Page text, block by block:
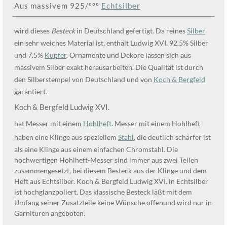
Aus massivem 925/ººº Echtsilber
wird dieses Besteckin Deutschland gefertigt. Da reinesSilber
ein sehr weiches Material ist, enthält Ludwig XVI. 92.5% Silber
und 7.5% Kupfer. Ornamente und Dekore lassen sich aus
massivem Silber exakt herausarbeiten. Die Qualität ist durch
den Silberstempel von Deutschland und von Koch & Bergfeld
garantiert.
Koch & Bergfeld Ludwig XVI.
hat Messer mit einem Hohlheft. Messer mit einem Hohlheft
haben eine Klinge aus speziellem Stahl, die deutlich schärfer ist
als eine Klinge aus einem einfachen Chromstahl. Die
hochwertigen Hohlheft-Messer sind immer aus zwei Teilen
zusammengesetzt, bei diesem Besteck aus der Klinge und dem
Heft aus Echtsilber. Koch & Bergfeld Ludwig XVI. in Echtsilber
ist hochglanzpoliert. Das klassische Besteck läßt mit dem
Umfang seiner Zusatzteile keine Wünsche offenund wird nur in
Garnituren angeboten.